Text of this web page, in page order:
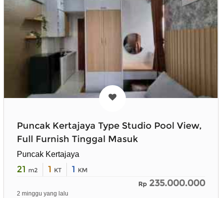
Puncak Kertajaya Type Studio Pool View,
Full Furnish Tinggal Masuk
Puncak Kertajaya
21 m2 1 KT 1 KM
Rp 235.000.000
2 minggu yang lalu